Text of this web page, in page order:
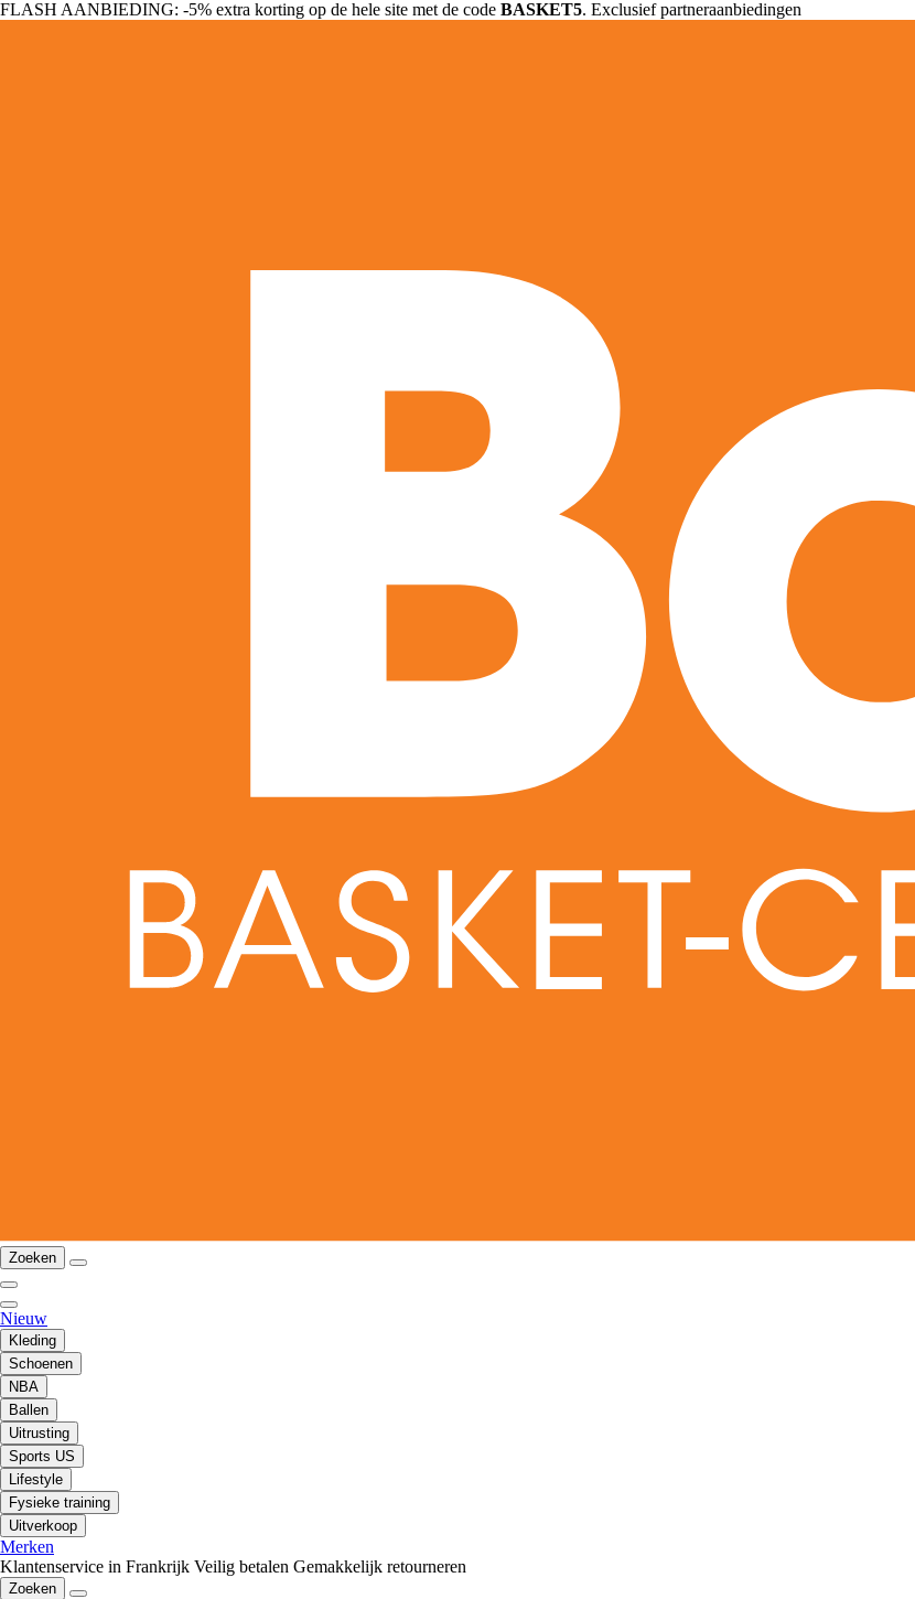
FLASH AANBIEDING: -5% extra korting op de hele site met de code BASKET5. Exclusief partneraanbiedingen
Zoeken
Nieuw
Kleding
Schoenen
NBA
Ballen
Uitrusting
Sports US
Lifestyle
Fysieke training
Uitverkoop
Merken
Klantenservice in Frankrijk Veilig betalen Gemakkelijk retourneren
Zoeken